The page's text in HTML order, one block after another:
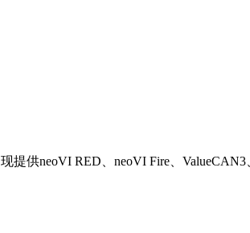
供neoVI RED、neoVI Fire、ValueCAN3